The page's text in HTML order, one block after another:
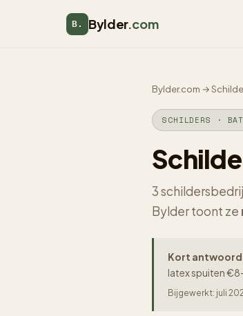
B. Bylder.com
Bylder.com →
SCHILDERS ·
3
Bylder toont ze
Kort
latex spuiten
Bijgewerkt: juli